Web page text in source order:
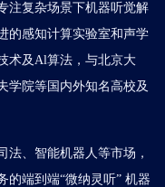
注复杂场景下机器听觉解
的感知计算实验室和声学
术及Al算法，与北京大
学院等国内外知名高校及
法、智能机器人等市场，
的端到端“微纳灵听” 机器